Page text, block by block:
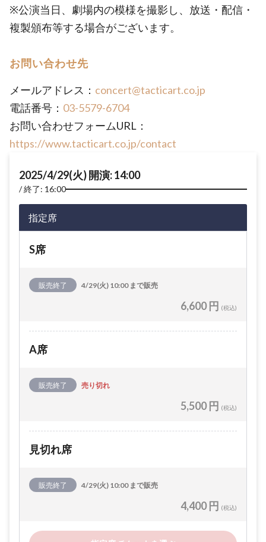
※公演当日、劇場内の模様を撮影し、放送・配信・
複製頒布等する場合がございます。
お問い合わせ先
メールアドレス： concert@tacticart.co.jp
電話番号： 03-5579-6704
お問い合わせフォームURL：
https://www.tacticart.co.jp/contact
2025/4/29(火) 開演: 14:00
終了: 16:00
指定席
S席
販売終了 4/29(火) 10:00 まで販売
6,600 円 (税込)
A席
販売終了 売り切れ
5,500 円 (税込)
見切れ席
販売終了 4/29(火) 10:00 まで販売
4,400 円 (税込)